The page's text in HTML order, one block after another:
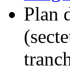
Plan